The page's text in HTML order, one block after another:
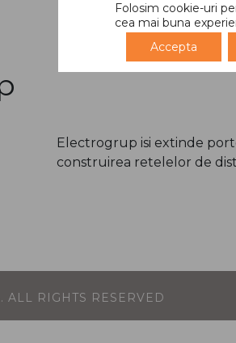
Electrogrup isi extinde
construirea retelelor de
ALL RIGHTS RESERVED
Folosim cookie-uri
cea mai buna
Accepta